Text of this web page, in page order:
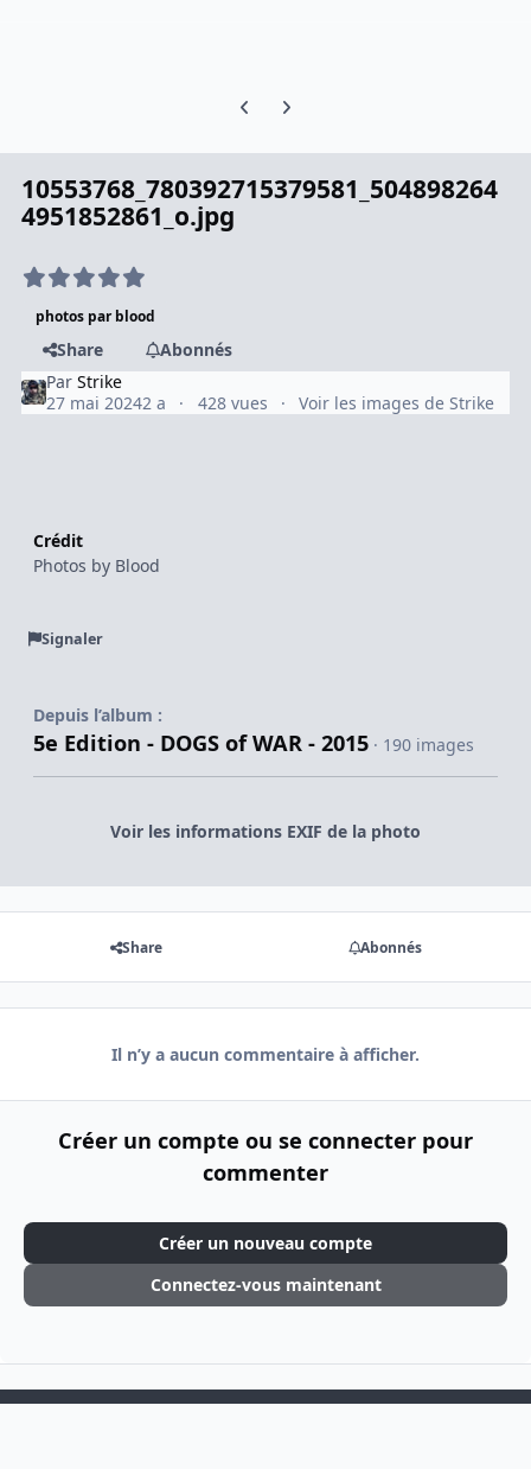
Previous carousel slide
Next carousel slide
10553768_780392715379581_504898264
4951852861_o.jpg
photos par blood
Share
Abonnés
ParStrike
27 mai 20242 a 428 vues Voir les images de Strike
Crédit
Photos by Blood
Signaler
Depuis l’album :
5e Edition - DOGS of WAR - 2015 · 190 images
Voir les informations EXIF de la photo
Share Abonnés
Il n’y a aucun commentaire à afficher.
Créer un compte ou se connecter pour
commenter
Créer un nouveau compte
Connectez-vous maintenant